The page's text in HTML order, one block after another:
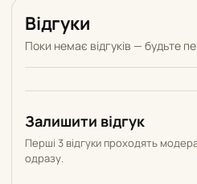
Відгуки
Поки немає відгуків — будьте
Залишити відгук
Перші 3 відгуки проходять
одразу.